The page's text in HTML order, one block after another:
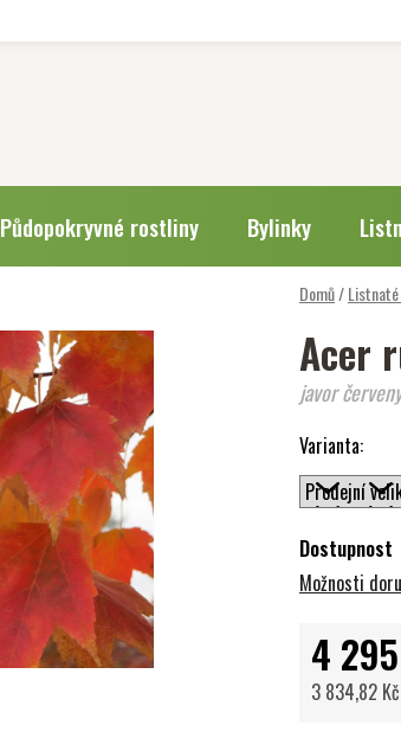
Půdopokryvné rostliny Bylinky
Domů/
Acer
javor červený
Varianta:
Dostupnost
Možnosti
4
3 834,82